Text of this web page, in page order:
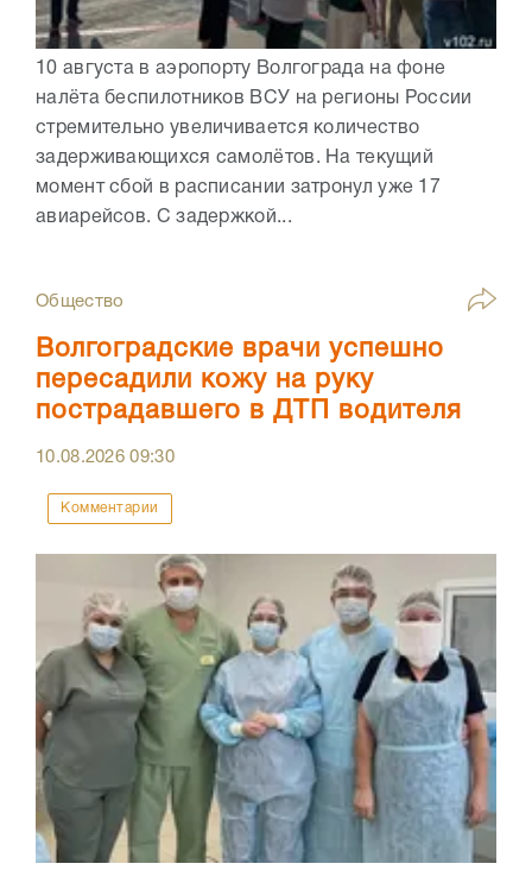
10 августа в аэропорту Волгограда на фоне
налёта беспилотников ВСУ на регионы России
стремительно увеличивается количество
задерживающихся самолётов. На текущий
момент сбой в расписании затронул уже 17
авиарейсов. С задержкой...
Общество
Волгоградские врачи успешно
пересадили кожу на руку
пострадавшего в ДТП водителя
10.08.202609:30
Комментарии